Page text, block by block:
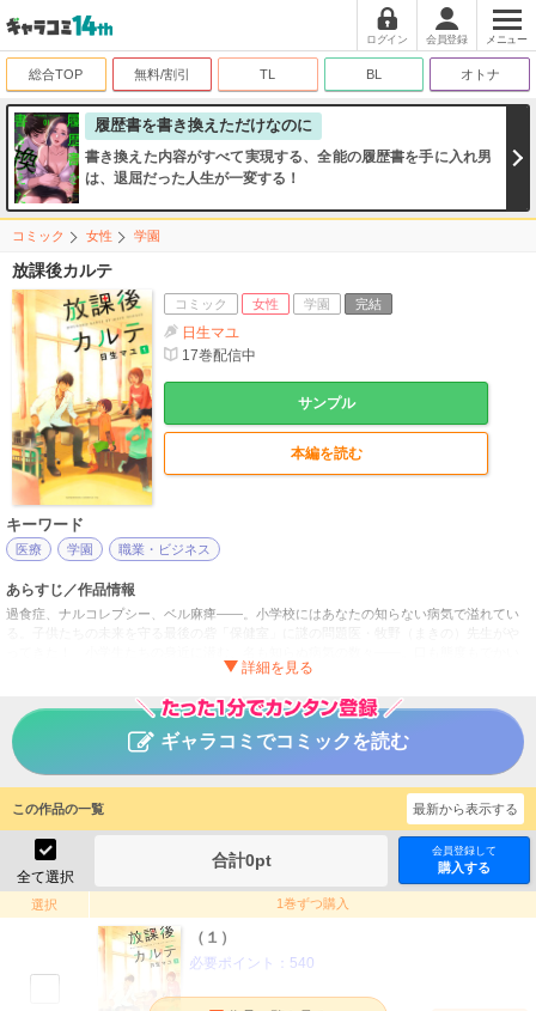
ログイン 会員登録 メニュー
総合TOP 無料/割引 TL BL オトナ
履歴書を書き換えただけなのに
書き換えた内容がすべて実現する、全能の履歴書を手に入れ男
は、退屈だった人生が一変する！
コミック 女性 学園
放課後カルテ
コミック 女性 学園 完結
日生マユ
17巻配信中
サンプル
本編を読む
キーワード
医療 学園 職業・ビジネス
あらすじ／作品情報
過食症、ナルコレプシー、ベル麻痺――。小学校にはあなたの知らない病気で溢れてい
る。子供たちの未来を守る最後の砦「保健室」に謎の問題医・牧野（まきの）先生がや
謎のドクター・牧野先生がだれもが見落としてしまう小さな病気のサインにどこか冷め
放課後カルテ
ジャンル
掲載誌 BE・LOVE
出版社
ギャラコミでコミックを読む
この作品の一覧
全て選択
合計0pt 会員登録して
購入する
選択 1巻ずつ購入
最新から表示する
（１）
必要ポイント： 540